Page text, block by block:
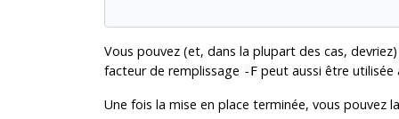
Vous pouvez (et, dans la plupart des cas,
facteur de remplissage -Fpeut aussi être utilisée
Une fois la mise en place terminée, vous pouvez